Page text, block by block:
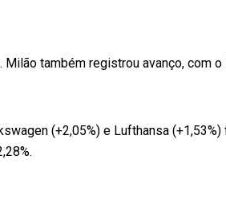
também registrou avanço, com o
(+2,05%) e Lufthansa